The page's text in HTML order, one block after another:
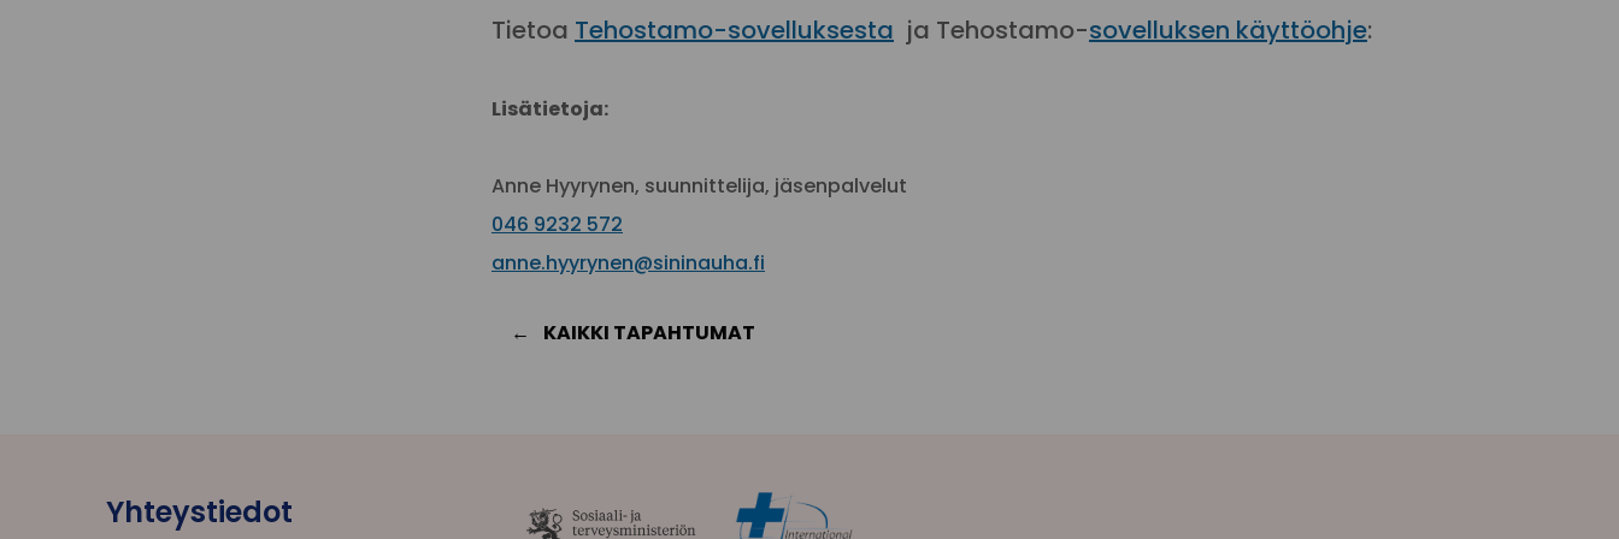
Tietoa Tehostamo-sovelluksesta ja Tehostamo-sovelluksen käyttöohje:
Lisätietoja:
Anne Hyyrynen, suunnittelija, jäsenpalvelut
046 9232 572
anne.hyyrynen@sininauha.fi
KAIKKI TAPAHTUMAT
Yhteystiedot